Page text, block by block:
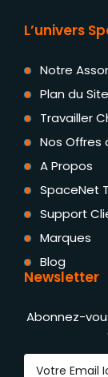
L’univers
Notre
Plan du Site
Travailler
Nos Offres
A Propos
SpaceNet
Support
Marques
Blog
Newsletter
Abonnez-